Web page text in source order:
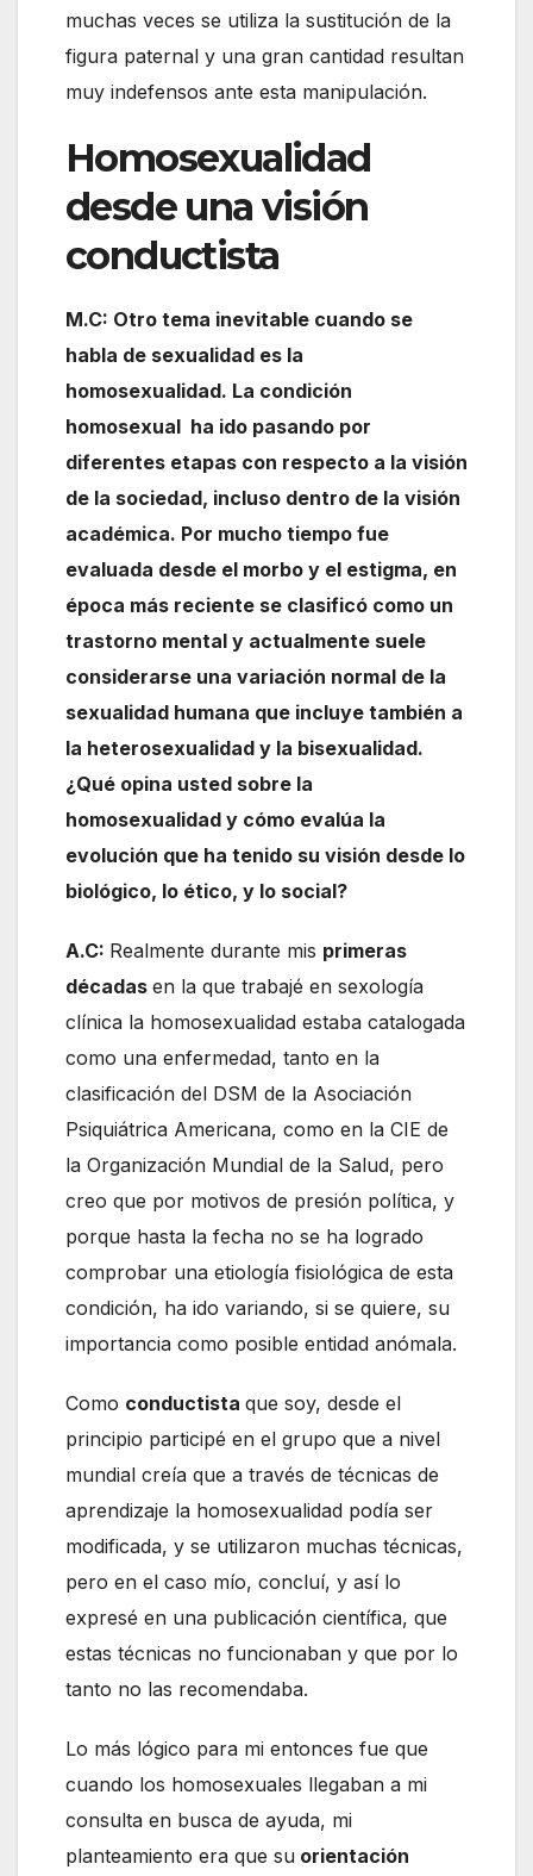
muchas veces se utiliza la sustitución de la
figura paternal y una gran cantidad resultan
muy indefensos ante esta manipulación.
Homosexualidad
desde una visión
conductista
M.C: Otro tema inevitable cuando se
habla de sexualidad es la
homosexualidad. La condición
homosexual ha ido pasando por
diferentes etapas con respecto a la visión
de la sociedad, incluso dentro de la visión
académica. Por mucho tiempo fue
evaluada desde el morbo y el estigma, en
época más reciente se clasificó como un
trastorno mental y actualmente suele
considerarse una variación normal de la
sexualidad humana que incluye también a
la heterosexualidad y la bisexualidad.
¿Qué opina usted sobre la
homosexualidad y cómo evalúa la
evolución que ha tenido su visión desde lo
biológico, lo ético, y lo social?
A.C: Realmente durante mis primeras
décadas en la que trabajé en sexología
clínica la homosexualidad estaba catalogada
como una enfermedad, tanto en la
clasificación del DSM de la Asociación
Psiquiátrica Americana, como en la CIE de
la Organización Mundial de la Salud, pero
creo que por motivos de presión política, y
porque hasta la fecha no se ha logrado
comprobar una etiología fisiológica de esta
condición, ha ido variando, si se quiere, su
importancia como posible entidad anómala.
Como conductista que soy, desde el
principio participé en el grupo que a nivel
mundial creía que a través de técnicas de
aprendizaje la homosexualidad podía ser
modificada, y se utilizaron muchas técnicas,
pero en el caso mío, concluí, y así lo
expresé en una publicación científica, que
estas técnicas no funcionaban y que por lo
tanto no las recomendaba.
Lo más lógico para mi entonces fue que
cuando los homosexuales llegaban a mi
consulta en busca de ayuda, mi
planteamiento era que su orientación